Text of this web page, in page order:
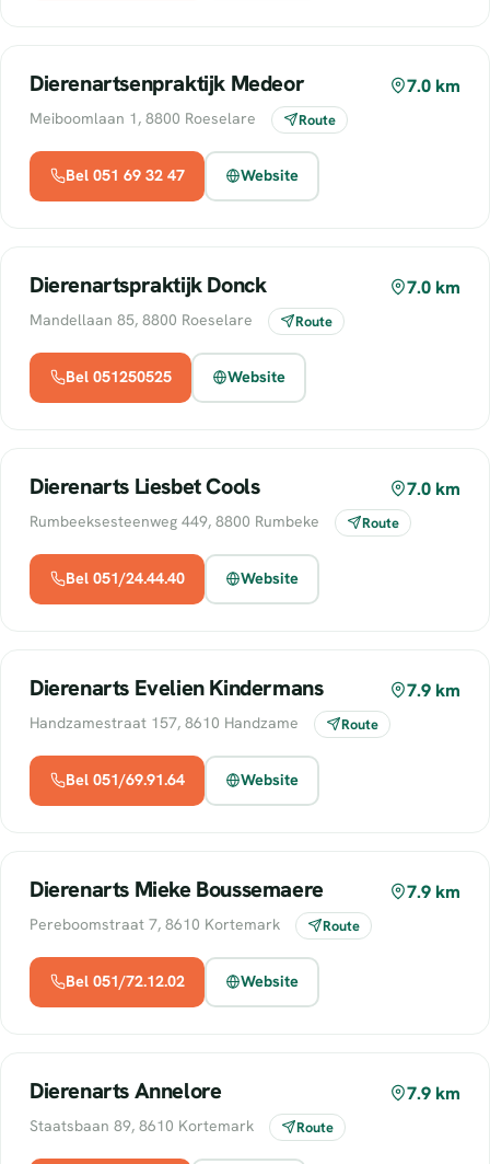
Dierenartsenpraktijk Medeor 7.0 km
Meiboomlaan 1, 8800 Roeselare Route
Bel 051 69 32 47 Website
Dierenartspraktijk Donck 7.0 km
Mandellaan 85, 8800 Roeselare Route
Bel 051250525 Website
Dierenarts Liesbet Cools 7.0 km
Rumbeeksesteenweg 449, 8800 Rumbeke Route
Bel 051/24.44.40 Website
Dierenarts Evelien Kindermans 7.9 km
Handzamestraat 157, 8610 Handzame Route
Bel 051/69.91.64 Website
Dierenarts Mieke Boussemaere 7.9 km
Pereboomstraat 7, 8610 Kortemark Route
Bel 051/72.12.02 Website
Dierenarts Annelore 7.9 km
Staatsbaan 89, 8610 Kortemark Route